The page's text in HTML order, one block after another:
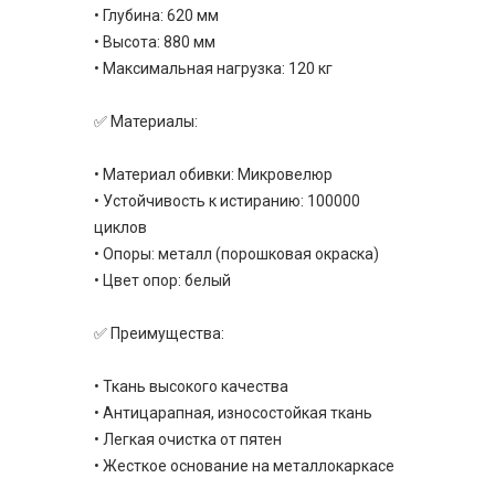
• Глубина: 620 мм
• Высота: 880 мм
• Максимальная нагрузка: 120 кг
✅ Материалы:
• Материал обивки: Микровелюр
• Устойчивость к истиранию: 100000
циклов
• Опоры: металл (порошковая окраска)
• Цвет опор: белый
✅ Преимущества:
• Ткань высокого качества
• Антицарапная, износостойкая ткань
• Легкая очистка от пятен
• Жесткое основание на металлокаркасе